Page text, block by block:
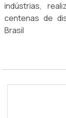
indústrias,
centenas de
Brasil